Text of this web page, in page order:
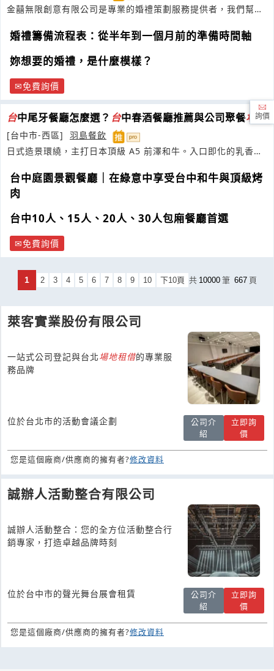
金囍無限創意有限公司是專業的婚禮策劃服務提供者，我們幫助
婚禮籌備流程表：從半年到一個月前的準備時間軸
妳想要的婚禮，是什麼模樣？
免費詢價
台中尾牙餐廳怎麼選？ 台中春酒餐廳推薦與公司聚餐場地
[台中市-西區]
羽島餐飲
日式造景環繞，主打日本頂級 A5 前澤和牛。入口即化的乳香與
台中庭園景觀餐廳｜在綠意中享受台中和牛與頂級烤
肉
台中10人、15人、20人、30人包廂餐廳首選
免費詢價
1 2 3 4 5 6 7 8 9 10 下10頁 共 10000 筆 667 頁
萊客實業股份有限公司
一站式公司登記與台北場地租借的專業服
務品牌
位於台北市的活動會議企劃
公司介
紹
立即詢
價
您是這個廠商/供應商的擁有者?修改資料
誠辦人活動整合有限公司
誠辦人活動整合：您的全方位活動整合行
銷專家，打造卓越品牌時刻
位於台中市的聲光舞台展會租賃
公司介
紹
立即詢
價
您是這個廠商/供應商的擁有者?修改資料
詢價